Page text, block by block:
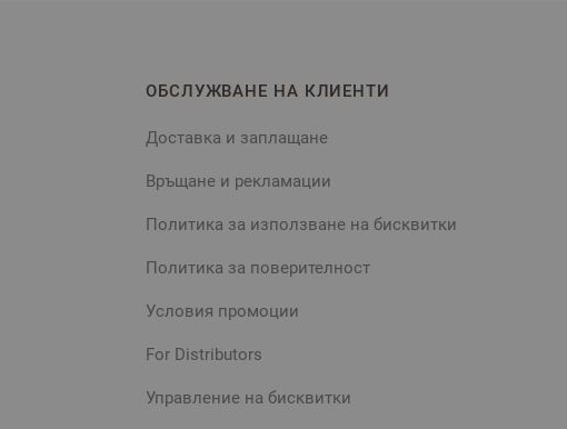
ОБСЛУЖВАНЕ НА КЛИЕНТИ
Доставка и заплащане
Връщане и рекламации
Политика за използване на бисквитки
Политика за поверителност
Условия промоции
For Distributors
Управление на бисквитки